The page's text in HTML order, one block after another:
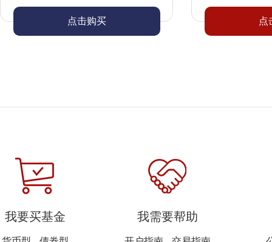
点击购买 点
我要买基金 我需要帮助